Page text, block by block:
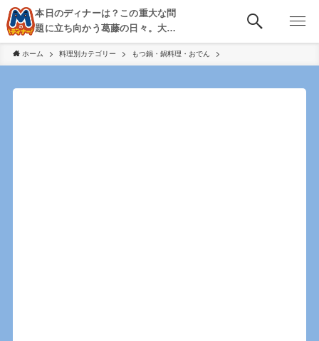
本日のディナーは？この重大な問
題に立ち向かう葛藤の日々。大
阪・京都・神戸を中心とした食べ
歩き、飲み歩きを綴る。
ホーム 料理別カテゴリー もつ鍋・鍋料理・おでん